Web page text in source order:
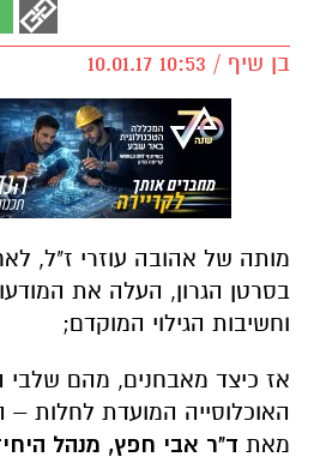
בן שיף / 10:53 10.01.17
מותה של אהובה עוזרי ז"ל,
בסרטן הגרון, העלה את
וחשיבות הגילוי המוקדם;
אז כיצד מאבחנים, מהם שלבי
האוכלוסייה המועדת לחלות
מאת ד"ר אבי חפץ, מנהל